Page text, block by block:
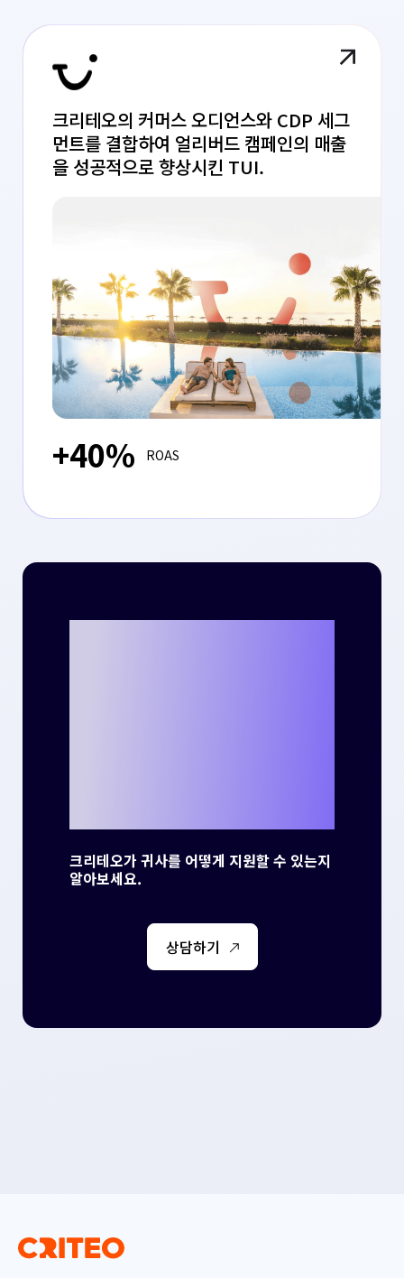
크리테오의 커머스 오디언스와 CDP 세그
먼트를 결합하여 얼리버드 캠페인의 매출
을 성공적으로 향상시킨 TUI.
+40% ROAS
크리테오가 귀사를 어떻게 지원할 수 있는지
알아보세요.
상담하기